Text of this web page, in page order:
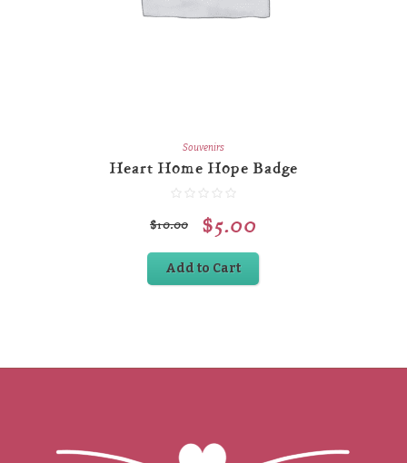
Souvenirs
Heart Home Hope Badge
$10.00 $5.00
Add to Cart